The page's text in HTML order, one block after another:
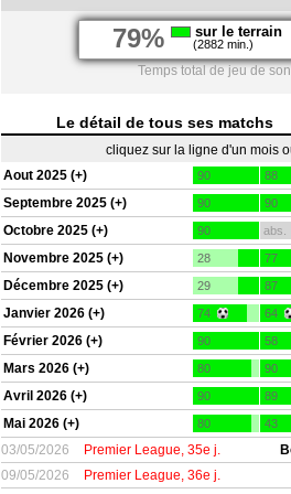
79% sur le terrain
(2882 min.)
Temps total de jeu de
Le détail de tous ses matchs
cliquez sur la ligne d'un mois
Aout 2025 (+)
90 88
Septembre 2025 (+) 90 90
Octobre 2025 (+) 90 abs.
Novembre 2025 (+) 28 77
Décembre 2025 (+) 29 87
Janvier 2026 (+) 74 64
Février 2026 (+) 90 58
Mars 2026 (+) 80 90
Avril 2026 (+) 90 89
Mai 2026 (+) 80 43
03/05/2026 Premier League, 35e j.
09/05/2026
Premier League, 36e j.